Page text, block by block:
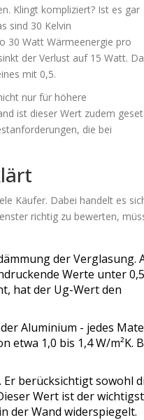
Klingt kompliziert? Ist es gar
sind 30 Kelvin
30 Watt Wärmeenergie pro
der Verlust auf 15 Watt.
mit 0,5.
nur für höhere
ist dieser Wert zudem
die bei
Käufer. Dabei handelt es
richtig zu bewerten,
der Verglasung.
Werte unter 0,5
hat der Ug-Wert den
Aluminium - jedes
etwa 1,0 bis 1,4 W/m²K.
berücksichtigt sowohl
Wert ist der
der Wand widerspiegelt.